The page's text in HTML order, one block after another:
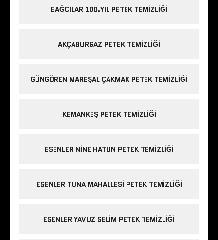
BAĞCILAR 100.YIL PETEK TEMIZLIĞI
AKÇABURGAZ PETEK TEMIZLIĞI
GÜNGÖREN MAREŞAL ÇAKMAK PETEK TEMIZLIĞI
KEMANKEŞ PETEK TEMIZLIĞI
ESENLER NINE HATUN PETEK TEMIZLIĞI
ESENLER TUNA MAHALLESI PETEK TEMIZLIĞI
ESENLER YAVUZ SELIM PETEK TEMIZLIĞI